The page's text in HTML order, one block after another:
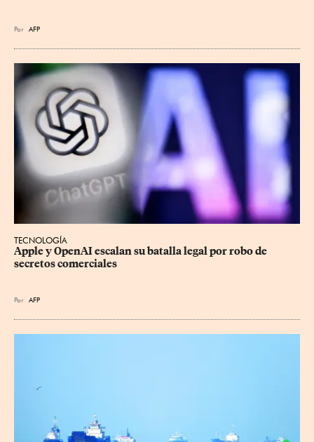
Por AFP
TECNOLOGÍA
Apple y OpenAI escalan su batalla legal por robo de
secretos comerciales
Por AFP